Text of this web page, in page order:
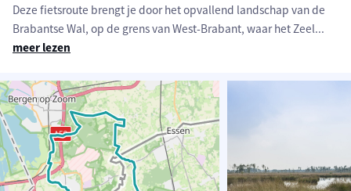
Deze fietsroute brengt je door het opvallend landschap van de
Brabantse Wal, op de grens van West-Brabant, waar het Zeel...
meer lezen